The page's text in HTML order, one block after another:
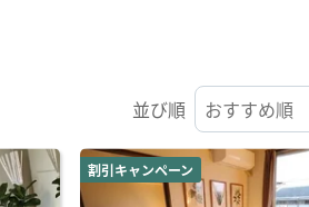
並び順
割引キャンペーン